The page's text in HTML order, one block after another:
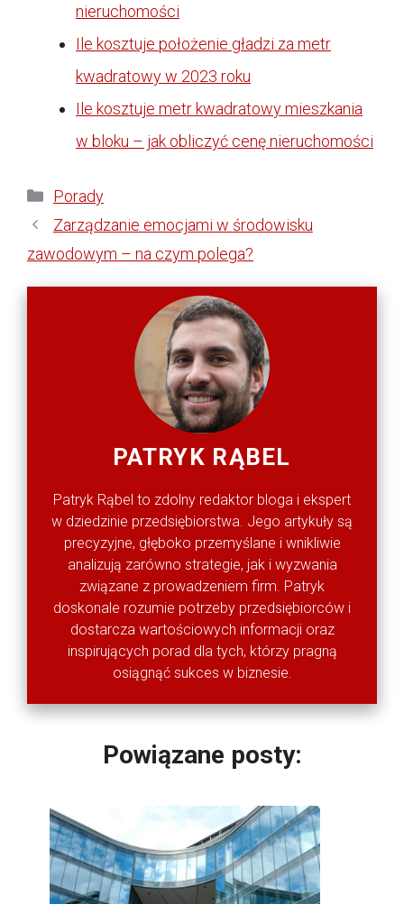
nieruchomości
Ile kosztuje położenie gładzi za metr
kwadratowy w 2023 roku
Ile kosztuje metr kwadratowy mieszkania
w bloku – jak obliczyć cenę nieruchomości
Kategorie
Porady
Zarządzanie emocjami w środowisku
zawodowym – na czym polega?
PATRYK RĄBEL
Patryk Rąbel to zdolny redaktor bloga i ekspert
w dziedzinie przedsiębiorstwa. Jego artykuły są
precyzyjne, głęboko przemyślane i wnikliwie
analizują zarówno strategie, jak i wyzwania
związane z prowadzeniem firm. Patryk
doskonale rozumie potrzeby przedsiębiorców i
dostarcza wartościowych informacji oraz
inspirujących porad dla tych, którzy pragną
osiągnąć sukces w biznesie.
Powiązane posty: